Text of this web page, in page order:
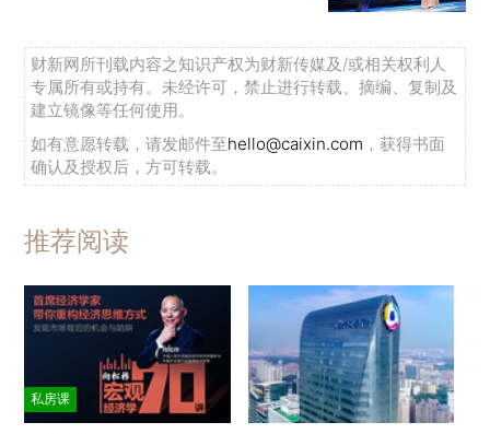
财新网所刊载内容之知识产权为财新传媒及/或相关权利人
专属所有或持有。未经许可，禁止进行转载、摘编、复制及
建立镜像等任何使用。
如有意愿转载，请发邮件至hello@caixin.com ，获得书面
确认及授权后，方可转载。
推荐阅读
私房课